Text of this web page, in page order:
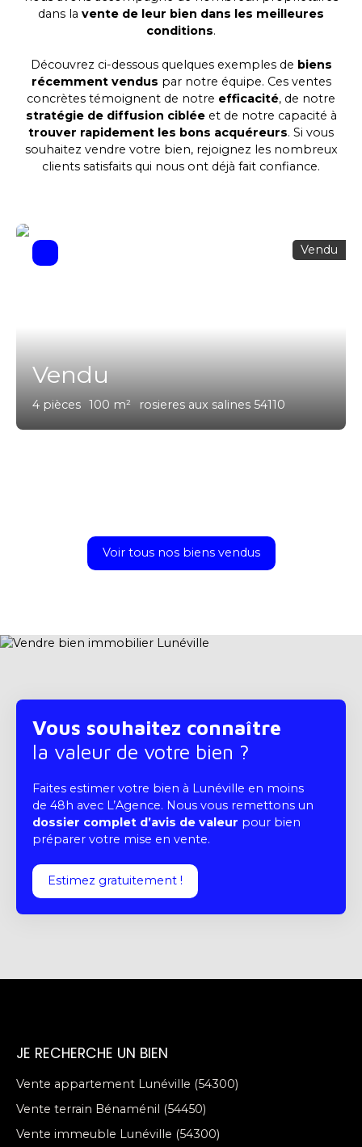
dans la vente de leur bien dans les meilleures
conditions.
Découvrez ci-dessous quelques exemples de biens
récemment vendus par notre équipe. Ces ventes
concrètes témoignent de notre efficacité, de notre
stratégie de diffusion cibléeet de notre capacité à
trouver rapidement les bons acquéreurs. Si vous
souhaitez vendre votre bien, rejoignez les nombreux
clients satisfaits qui nous ont déjà fait confiance.
Vendu
4 pièces 100 m² rosieres aux salines 54110
Vendu
Voir tous nos biens vendus
Vous souhaitez connaître
la valeur de votre bien ?
Faites estimer votre bien à Lunéville en moins
de 48h avec L’Agence. Nous vous remettons un
dossier complet d’avis de valeur pour bien
préparer votre mise en vente.
Estimez gratuitement !
JE RECHERCHE UN BIEN
Vente appartement Lunéville (54300)
Vente terrain Bénaménil (54450)
Vente immeuble Lunéville (54300)